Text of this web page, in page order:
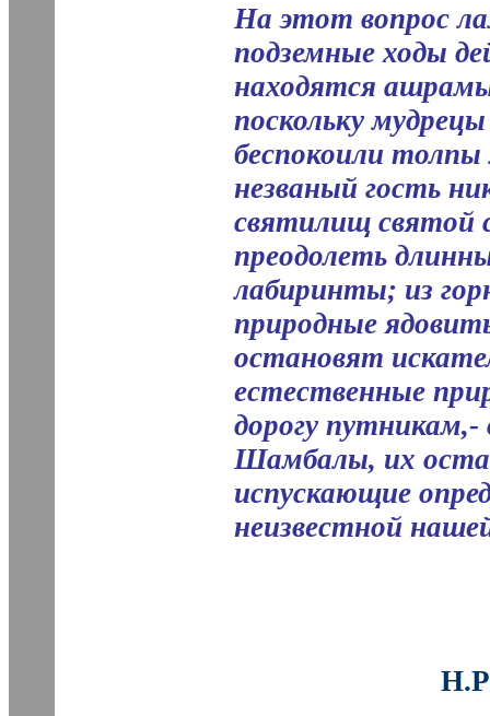
На этот вопрос
подземные ходы
находятся
поскольку
беспокоили
незваный гость
святилищ святой
преодолеть
лабиринты; из
природные
остановят
естественные
дорогу
Шамбалы, их
испускающие
неизвестной